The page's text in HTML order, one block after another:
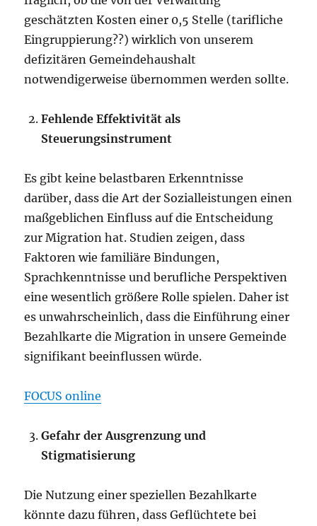
geschätzten Kosten einer 0,5 Stelle (tarifliche
Eingruppierung??) wirklich von unserem
defizitären Gemeindehaushalt
notwendigerweise übernommen werden sollte.
Fehlende Effektivität als
Steuerungsinstrument
Es gibt keine belastbaren Erkenntnisse
darüber, dass die Art der Sozialleistungen einen
maßgeblichen Einfluss auf die Entscheidung
zur Migration hat. Studien zeigen, dass
Faktoren wie familiäre Bindungen,
Sprachkenntnisse und berufliche Perspektiven
eine wesentlich größere Rolle spielen. Daher ist
es unwahrscheinlich, dass die Einführung einer
Bezahlkarte die Migration in unsere Gemeinde
signifikant beeinflussen würde.
FOCUS online
Gefahr der Ausgrenzung und
Stigmatisierung
Die Nutzung einer speziellen Bezahlkarte
könnte dazu führen, dass Geflüchtete bei